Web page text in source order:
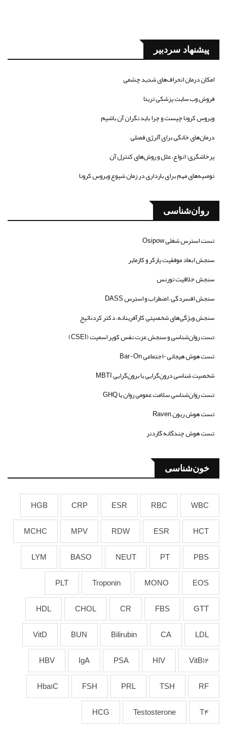
پیشنهاد سردبیر
امکان درمان انحراف‌های شدید چشمی
فروش وب سایت پزشکی تریتا
ویروس کرونا چیست و چرا باید نگران آن باشیم
درمان‌های خانگی برای آلرژی فصلی
پرخاشگری؛ انواع، علل و روش‌های کنترل آن
توصیه‌های مهم برای بارداری در زمان شیوع ویروس کرونا
روان‌شناسی
تست استرس شغلی Osipow
سنجش ابعاد موفقیت پارکر و کازمایر
سنجش خلاقیت تورنس
سنجش افسردگی، اضطراب و استرس DASS
سنجش ویژگی‌های شخصیتی کارآفرینانه، دکتر کردنائیج
تست روان‌شناسی و سنجش عزت نفس کوپر اسمیت (CSEI)
تست هوش هیجانی-اجتماعی Bar-On
شخصیت شناسی درون‌گرایی یا برون‌گرایی MBTI
تست روان‌شناسی سلامت عمومی روان یا GHQ
تست هوش ریون Raven
تست هوش چندگانه گاردنر
خون‌شناسی
WBC
RBC
ESR
CRP
HGB
HCT
ESR
RDW
MPV
MCHC
PBS
PT
NEUT
BASO
LYM
EOS
MONO
Troponin
PLT
GTT
FBS
CR
CHOL
HDL
LDL
CA
Bilirubin
BUN
VitD
VitB12
HIV
PSA
IgA
HBV
RF
TSH
PRL
FSH
Hba1C
T4
Testosterone
HCG